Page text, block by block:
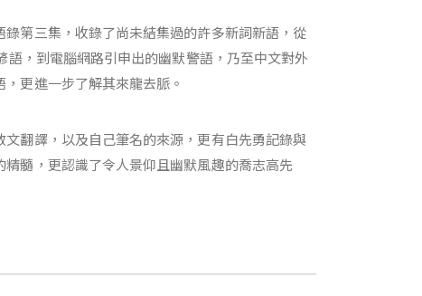
第三集，收錄了尚未結集過的許多新詞新語，從
，到電腦網路引申出的幽默警語，乃至中文對外
更進一步了解其來龍去脈。
翻譯，以及自己筆名的來源，更有白先勇記錄與
髓，更認識了令人景仰且幽默風趣的喬志高先